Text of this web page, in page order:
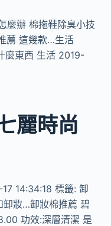
麼辦 棉拖鞋除臭小技
薦 這幾款…生活
麼東西 生活 2019-
麗時尚
14:34:18 標籤: 卸
卸妝…卸妝棉推薦 碧
功效:深層清潔 是